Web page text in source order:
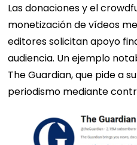
Las donaciones y el
monetización de vídeos
editores solicitan apoyo
audiencia. Un ejemplo
The Guardian, que pide a
periodismo mediante